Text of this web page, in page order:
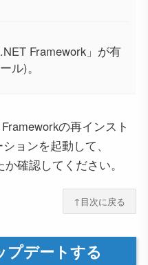
Framework」が有
ル)。
の再インスト
ョンを起動して、
確認してください。
↑目次に戻る
プデートする